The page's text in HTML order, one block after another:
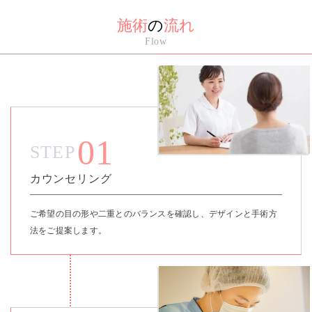
施術の流れ
Flow
STEP 01
カウンセリング
ご希望の目の形や二重とのバランスを確認し、デザインと手術方
法をご提案します。